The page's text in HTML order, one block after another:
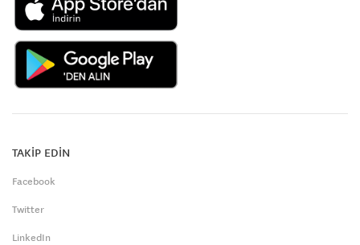
TAKİP EDİN
Facebook
Twitter
LinkedIn